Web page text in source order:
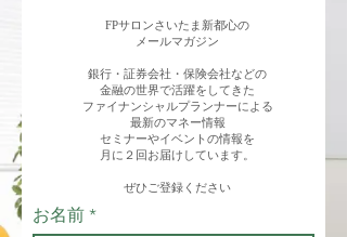
FPサロンさいたま新都心の
メールマガジン
銀行・証券会社・保険会社などの
金融の世界で活躍をしてきた
ファイナンシャルプランナーによる
最新のマネー情報
セミナーやイベントの情報を
月に２回お届けしています。
​ぜひご登録ください
お名前